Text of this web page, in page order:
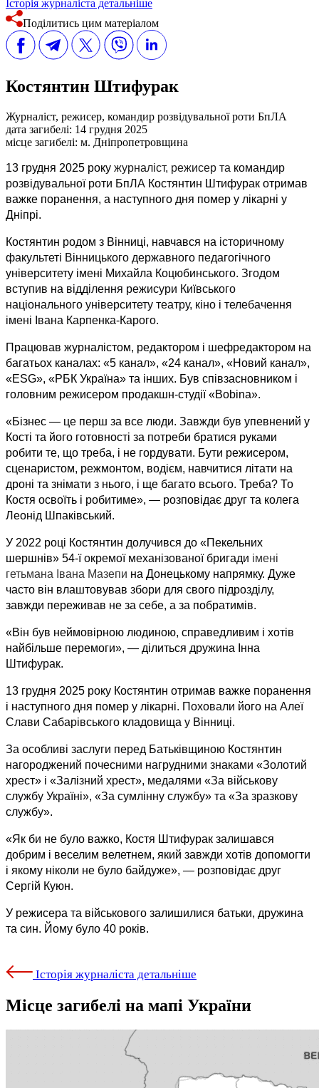
Історія журналіста детальніше
Поділитись цим матеріалом
Костянтин Штифурак
Журналіст, режисер, командир розвідувальної роти БпЛА
дата загибелі: 14 грудня 2025
місце загибелі: м. Дніпропетровщина
13 грудня 2025 року журналіст, режисер та командир
розвідувальної роти БпЛА Костянтин Штифурак отримав
важке поранення, а наступного дня помер у лікарні у
Дніпрі.
Костянтин родом з Вінниці, навчався на історичному
факультеті Вінницького державного педагогічного
університету імені Михайла Коцюбинського. Згодом
вступив на відділення режисури Київського
національного університету театру, кіно і телебачення
імені Івана Карпенка-Карого.
Працював журналістом, редактором і шефредактором на
багатьох каналах: «5 канал», «24 канал», «Новий канал»,
«ESG», «РБК Україна» та інших. Був співзасновником і
головним режисером продакшн-студії «Bobina».
«Бізнес — це перш за все люди. Завжди був упевнений у
Кості та його готовності за потреби братися руками
робити те, що треба, і не гордувати. Бути режисером,
сценаристом, режмонтом, водієм, навчитися літати на
дроні та знімати з нього, і ще багато всього. Треба? То
Костя освоїть і робитиме», — розповідає друг та колега
Леонід Шпаківський.
У 2022 році Костянтин долучився до «Пекельних
шершнів» 54-ї окремої механізованої бригади імені
гетьмана Івана Мазепи на Донецькому напрямку. Дуже
часто він влаштовував збори для свого підрозділу,
завжди переживав не за себе, а за побратимів.
«Він був неймовірною людиною, справедливим і хотів
Штифурак.
13 грудня 2025 року Костянтин отримав важке поранення
і наступного дня помер у лікарні. Поховали його на Алеї
Слави Сабарівського кладовища у Вінниці.
За особливі заслуги перед Батьківщиною
нагороджений почесними нагрудними знаками «Золотий
хрест» і «Залізний хрест», медалями «За військову
службу Україні», «За сумлінну службу» та «За зразкову
службу».
«Як би не було важко, Костя Штифурак залишався
добрим і веселим велетнем, який завжди хотів допомогти
і якому ніколи не було байдуже», — розповідає друг
Сергій Куюн.
У режисера та військового залишилися батьки, дружина
та син. Йому було 40 років.
Історія журналіста детальніше
Місце загибелі на мапі України